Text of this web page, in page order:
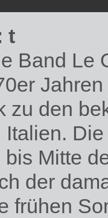
t
Band Le
zu den
Mitte
der
frühen